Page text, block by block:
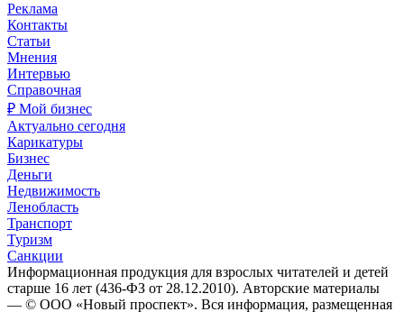
Реклама
Контакты
Статьи
Мнения
Интервью
Справочная
₽ Мой бизнес
Актуально сегодня
Карикатуры
Бизнес
Деньги
Недвижимость
Ленобласть
Транспорт
Туризм
Санкции
Информационная продукция для взрослых читателей и детей
старше 16 лет (436-ФЗ от 28.12.2010). Авторские материалы
— © ООО «Новый проспект». Вся информация, размещенная